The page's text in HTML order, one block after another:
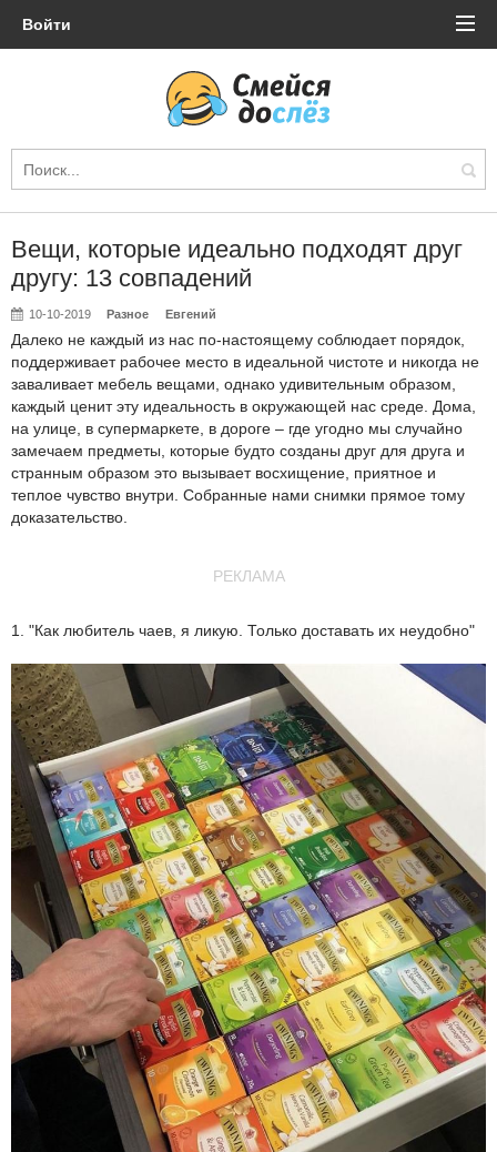
Войти
Вещи, которые идеально подходят друг
другу: 13 совпадений
10-10-2019 Разное Евгений
Далеко не каждый из нас по-настоящему соблюдает порядок,
поддерживает рабочее место в идеальной чистоте и никогда не
заваливает мебель вещами, однако удивительным образом,
каждый ценит эту идеальность в окружающей нас среде. Дома,
на улице, в супермаркете, в дороге – где угодно мы случайно
замечаем предметы, которые будто созданы друг для друга и
странным образом это вызывает восхищение, приятное и
теплое чувство внутри. Собранные нами снимки прямое тому
доказательство.
РЕКЛАМА
1. "Как любитель чаев, я ликую. Только доставать их неудобно"